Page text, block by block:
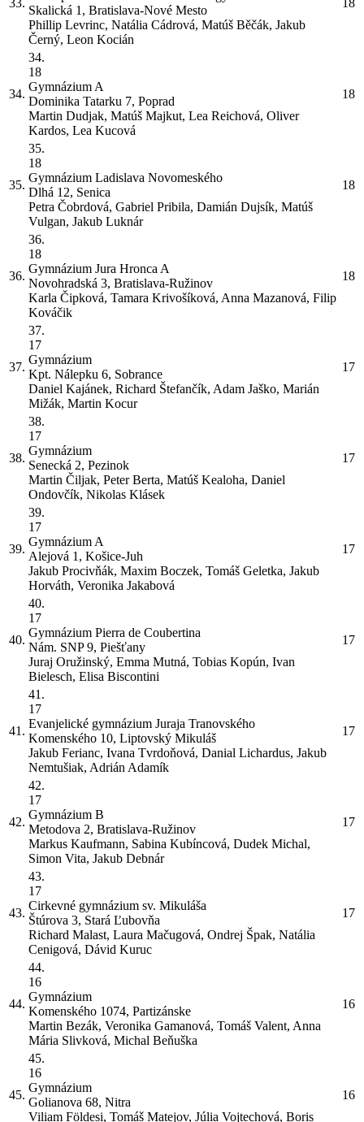
Skalická 1, Bratislava-Nové Mesto
Phillip Levrinc, Natália Cádrová, Matúš Běčák, Jakub
Černý, Leon Kocián
34.
34.
18
Gymnázium A
Dominika Tatarku 7, Poprad
Martin Dudjak, Matúš Majkut, Lea Reichová, Oliver
Kardos, Lea Kucová
18
35.
35.
18
Gymnázium Ladislava Novomeského
Dlhá 12, Senica
Petra Čobrdová, Gabriel Pribila, Damián Dujsík, Matúš
Vulgan, Jakub Luknár
18
36.
36.
18
Gymnázium Jura Hronca A
Novohradská 3, Bratislava-Ružinov
Karla Čipková, Tamara Krivošíková, Anna Mazanová, Filip
Kováčik
18
37.
37.
17
Gymnázium
Kpt. Nálepku 6, Sobrance
Daniel Kajánek, Richard Štefančík, Adam Jaško, Marián
Mižák, Martin Kocur
17
38.
38.
17
Gymnázium
Senecká 2, Pezinok
Martin Čiljak, Peter Berta, Matúš Kealoha, Daniel
Ondovčík, Nikolas Klásek
17
39.
39.
17
Gymnázium A
Alejová 1, Košice-Juh
Jakub Procivňák, Maxim Boczek, Tomáš Geletka, Jakub
Horváth, Veronika Jakabová
17
40.
40.
17
Gymnázium Pierra de Coubertina
Nám. SNP 9, Piešťany
Juraj Oružinský, Emma Mutná, Tobias Kopún, Ivan
Bielesch, Elisa Biscontini
17
41.
41.
17
Evanjelické gymnázium Juraja Tranovského
Komenského 10, Liptovský Mikuláš
Jakub Ferianc, Ivana Tvrdoňová, Danial Lichardus, Jakub
Nemtušiak, Adrián Adamík
17
42.
42.
17
Gymnázium B
Metodova 2, Bratislava-Ružinov
Markus Kaufmann, Sabina Kubíncová, Dudek Michal,
Simon Vita, Jakub Debnár
17
43.
43.
17
Cirkevné gymnázium sv. Mikuláša
Štúrova 3, Stará Ľubovňa
Richard Malast, Laura Mačugová, Ondrej Špak, Natália
Cenigová, Dávid Kuruc
17
44.
44.
16
Gymnázium
Komenského 1074, Partizánske
Martin Bezák, Veronika Gamanová, Tomáš Valent, Anna
Mária Slivková, Michal Beňuška
16
45.
45.
16
Gymnázium
Golianova 68, Nitra
Viliam Földesi, Tomáš Matejov, Júlia Vojtechová, Boris
16